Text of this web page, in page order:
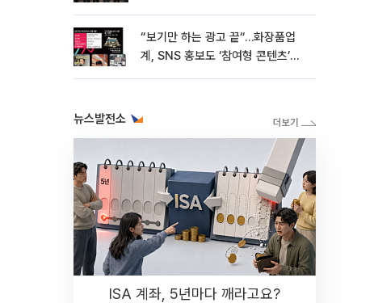
“보기만 하는 광고 끝“…화장품업
계, SNS 홍보도 ‘참여형 콘텐츠’로
뉴스발전소
ISA 계좌, 5년마다 깨라고요?